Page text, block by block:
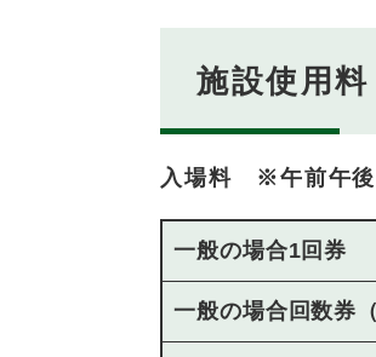
施設使用料
入場料 ※午前午後
一般の場合1回券
一般の場合回数券